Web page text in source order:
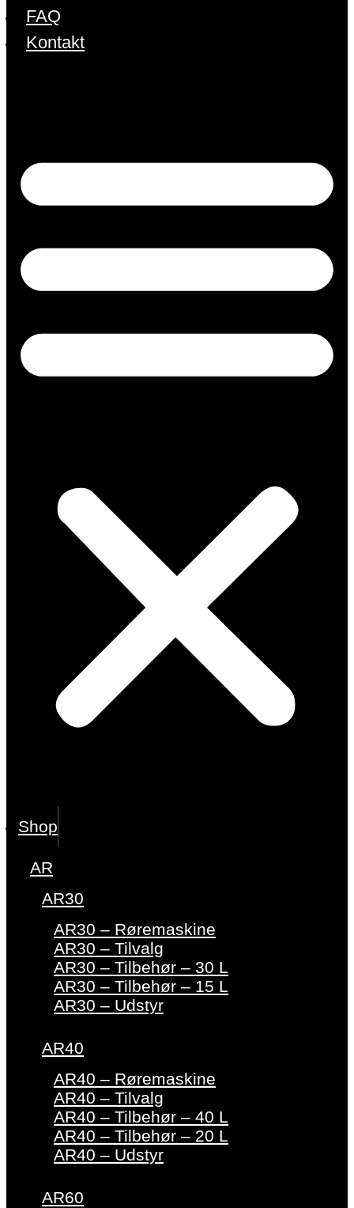
FAQ
Kontakt
Shop
AR
AR30
AR30 – Røremaskine
AR30 – Tilvalg
AR30 – Tilbehør – 30 L
AR30 – Tilbehør – 15 L
AR30 – Udstyr
AR40
AR40 – Røremaskine
AR40 – Tilvalg
AR40 – Tilbehør – 40 L
AR40 – Tilbehør – 20 L
AR40 – Udstyr
AR60